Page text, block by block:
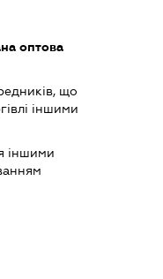
оптова
що
іншими
іншими